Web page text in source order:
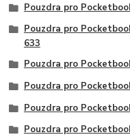
Pouzdra pro
Pouzdra pro
633
Pouzdra pro
Pouzdra pro
Pouzdra pro
Pouzdra pro